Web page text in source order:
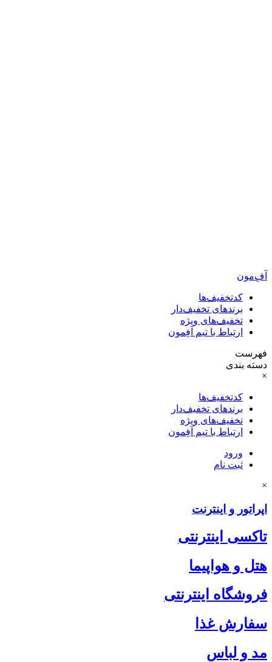
آفِ‌مون
کدتخفیف‌ها
برندهای تخفیف‌دار
تخفیف‌های ویژه
ارتباط با تیم آفِمون
فهرست
دسته بندی
×
کدتخفیف‌ها
برندهای تخفیف‌دار
تخفیف‌های ویژه
ارتباط با تیم آفِمون
ورود
ثبت نام
×
اپراتور و اینترنت
تاکسی اینترنتی
هتل و هواپیما
فروشگاه اینترنتی
سفارش غذا
مد و لباس